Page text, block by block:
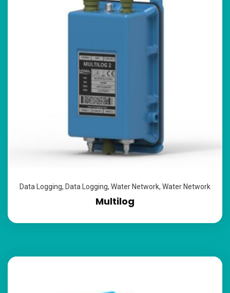
Data Logging, Data Logging, Water Network, Water Network
Multilog